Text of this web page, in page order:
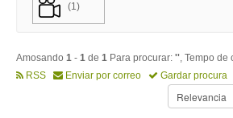
(1)
Amosando 1 - 1 de 1 Para procurar: '', Tempo de
RSS
Enviar por correo Gardar procura